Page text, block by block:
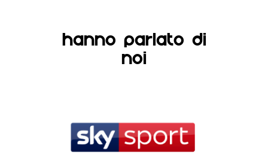
HANNO PARLATO DI
NOI